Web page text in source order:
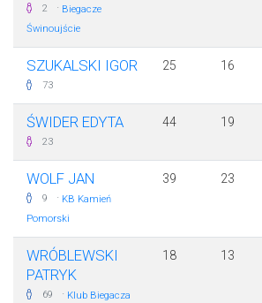
2 · Biegacze
Świnoujście
SZUKALSKI IGOR
73
25 16
ŚWIDER EDYTA
23
44 19
WOLF JAN
9 · KB Kamień
Pomorski
39 23
WRÓBLEWSKI
PATRYK
69 · Klub Biegacza
18 13